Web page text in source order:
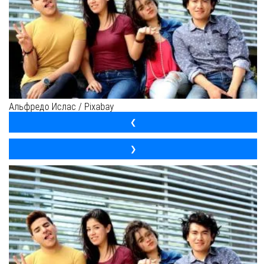
Альфредо Ислас / Pixabay
❮
❯